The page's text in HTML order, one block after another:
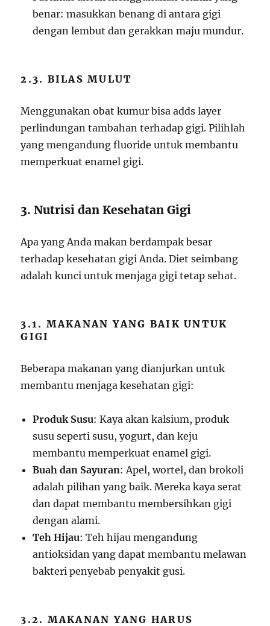
benar: masukkan benang di antara gigi
dengan lembut dan gerakkan maju mundur.
2.3. BILAS MULUT
Menggunakan obat kumur bisa adds layer
perlindungan tambahan terhadap gigi. Pilihlah
yang mengandung fluoride untuk membantu
memperkuat enamel gigi.
3. Nutrisi dan Kesehatan Gigi
Apa yang Anda makan berdampak besar
terhadap kesehatan gigi Anda. Diet seimbang
adalah kunci untuk menjaga gigi tetap sehat.
3.1. MAKANAN YANG BAIK UNTUK
GIGI
Beberapa makanan yang dianjurkan untuk
membantu menjaga kesehatan gigi:
Produk Susu: Kaya akan kalsium, produk
susu seperti susu, yogurt, dan keju
membantu memperkuat enamel gigi.
Buah dan Sayuran: Apel, wortel, dan brokoli
adalah pilihan yang baik. Mereka kaya serat
dan dapat membantu membersihkan gigi
dengan alami.
Teh Hijau: Teh hijau mengandung
antioksidan yang dapat membantu melawan
bakteri penyebab penyakit gusi.
3.2. MAKANAN YANG HARUS